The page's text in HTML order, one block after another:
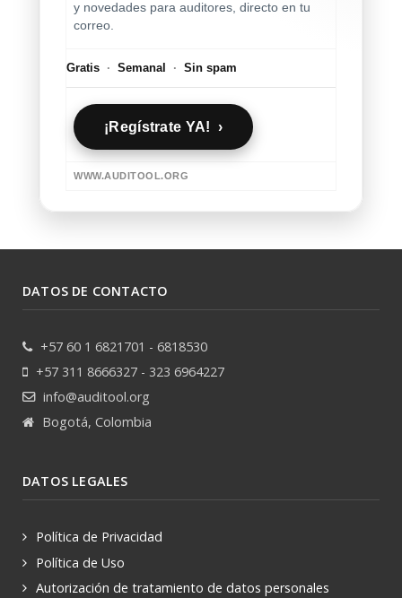
y novedades para auditores, directo en tu
correo.
Gratis · Semanal · Sin spam
¡Regístrate YA! ›
WWW.AUDITOOL.ORG
DATOS DE CONTACTO
+57 60 1 6821701 - 6818530
+57 311 8666327 - 323 6964227
info@auditool.org
Bogotá, Colombia
DATOS LEGALES
Política de Privacidad
Política de Uso
Autorización de tratamiento de datos personales